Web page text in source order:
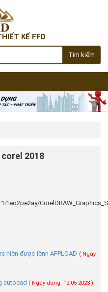
KẾ FFD
Tìm kiếm
2018
hiện được lệnh APPLOAD ( Ngày
autocad ( Ngày đăng: 12-05-2023 )